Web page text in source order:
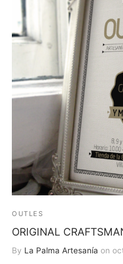
OUTLES
ORIGINAL
By La Palma Artesanía on